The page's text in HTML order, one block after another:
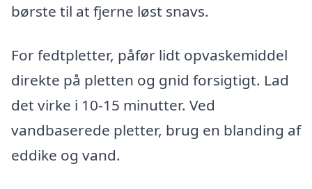
børste til at fjerne løst snavs.
For fedtpletter, påfør lidt opvaskemiddel
direkte på pletten og gnid forsigtigt. Lad
det virke i 10-15 minutter. Ved
vandbaserede pletter, brug en blanding af
eddike og vand.